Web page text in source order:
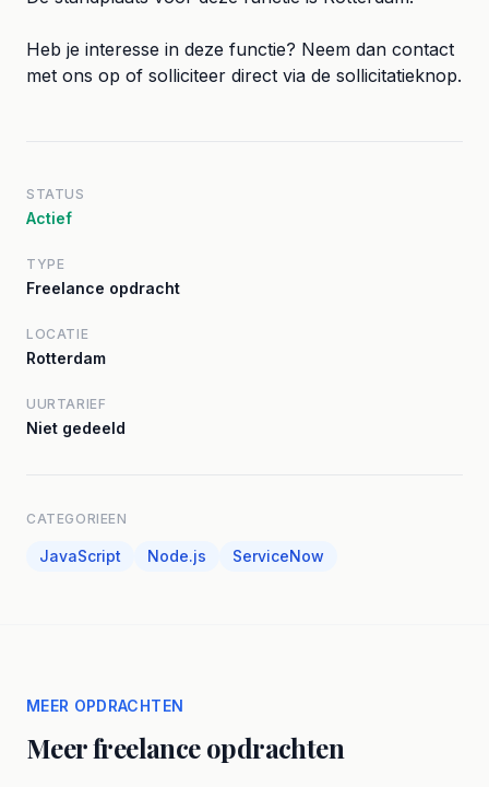
Heb je interesse in deze functie? Neem dan contact
met ons op of solliciteer direct via de sollicitatieknop.
STATUS
Actief
TYPE
Freelance opdracht
LOCATIE
Rotterdam
UURTARIEF
Niet gedeeld
CATEGORIEEN
JavaScript Node.js ServiceNow
MEER OPDRACHTEN
Meer freelance opdrachten